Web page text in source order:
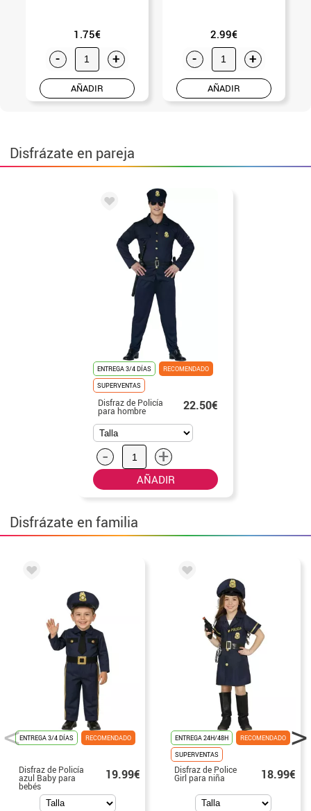
1.75€
- +
AÑADIR
2.99€
- +
AÑADIR
Disfrázate en pareja
ENTREGA 3/4 DÍAS
RECOMENDADO
SUPERVENTAS
Disfraz de Policía
para hombre 22.50€
- +
AÑADIR
Disfrázate en familia
ENTREGA 3/4 DÍAS RECOMENDADO
Disfraz de Policía
azul Baby para
bebés
19.99€
ENTREGA 24H/48H
RECOMENDADO
SUPERVENTAS
Disfraz de Police
Girl para niña 18.99€